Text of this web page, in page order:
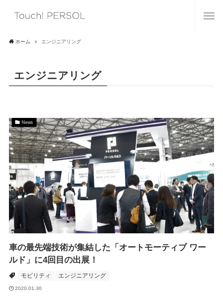
ホーム エンジニアリング
エンジニアリング
News
車の最先端技術が集結した「オートモーティブ ワー
ルド」に4回目の出展！
モビリティ エンジニアリング
2020.01.30